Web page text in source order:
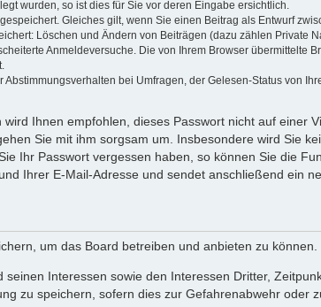
wurden, so ist dies für Sie vor deren Eingabe ersichtlich.
Gleiches gilt, wenn Sie einen Beitrag als Entwurf
Löschen und Ändern von Beiträgen (dazu zählen Private
Anmeldeversuche. Die von Ihrem Browser übermittelte
bei Umfragen, der Gelesen-Status von
Ihnen empfohlen, dieses Passwort nicht auf einer
Sie mit ihm sorgsam um. Insbesondere wird Sie
Ihr Passwort vergessen haben, so können Sie die
Ihrer E-Mail-Adresse und sendet anschließend ein
um das Board betreiben und anbieten zu können.
Interessen sowie den Interessen Dritter,
zu speichern, sofern dies zur Gefahrenabwehr oder